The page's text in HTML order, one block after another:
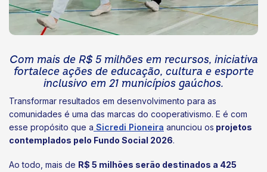
Com mais de R$ 5 milhões em recursos, iniciativa
fortalece ações de educação, cultura e esporte
inclusivo em 21 municípios gaúchos.
Transformar resultados em desenvolvimento para as
comunidades é uma das marcas do cooperativismo. E é com
esse propósito que a Sicredi Pioneira anunciou os projetos
contemplados pelo Fundo Social 2026.
Ao todo, mais de R$ 5 milhões serão destinados a 425